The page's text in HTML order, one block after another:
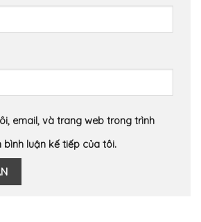
email, và trang web trong trình
luận kế tiếp của tôi.